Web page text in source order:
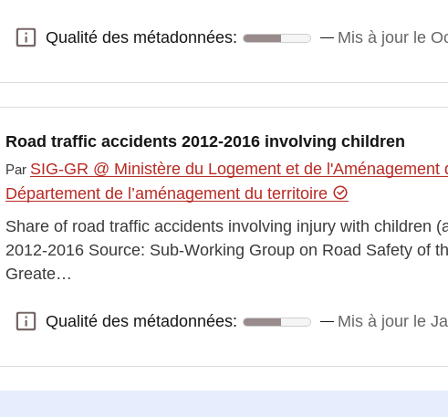
Qualité des métadonnées:
Qualité des métadonnées: Mis à jour le
Road traffic accidents 2012-2016 involving children
Par SIG-GR @ Ministère du Logement et de l'Aménagement
Département de l’aménagement du territoire
Share of road traffic accidents involving injury with children
2012-2016 Source: Sub-Working Group on Road Safety of
Greate…
Qualité des métadonnées:
Qualité des métadonnées: Mis à jour le